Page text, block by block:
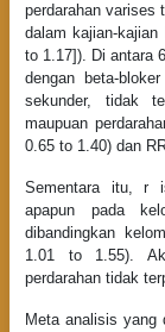
perdarahan varises
dalam kajian-
to 1.17]). Di antara
dengan beta-
sekunder, tidak
maupuan
0.65 to 1.40) dan
Sementara itu, r
apapun pada
dibandingkan
1.01 to 1.55).
perdarahan tidak
Meta analisis yang